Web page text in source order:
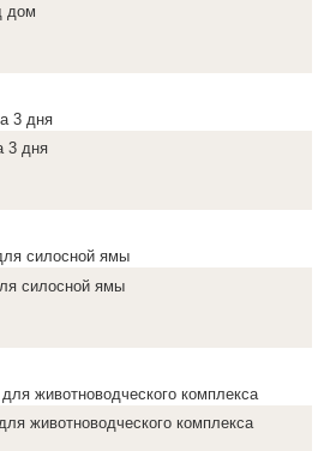
дом
3 дня
силосной ямы
животноводческого комплекса